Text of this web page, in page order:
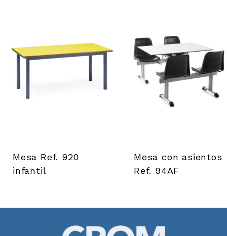
Mesa Ref. 920
infantil
Mesa con asientos
Ref. 94AF